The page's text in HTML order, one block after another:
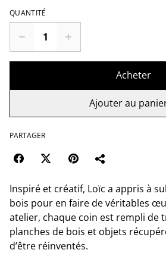
QUANTITÉ
Acheter
Ajouter au
PARTAGER
Inspiré et créatif, Loïc a appris à
bois pour en faire de véritables
atelier, chaque coin est rempli de
planches de bois et objets
d’être réinventés.